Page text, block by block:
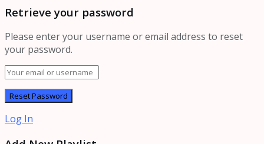
Retrieve your password
Please enter your username or email address to reset
your password.
Log In